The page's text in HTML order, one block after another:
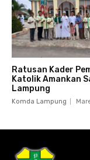
Ratusan Kader
Katolik Amankan
Lampung
Komda Lampung